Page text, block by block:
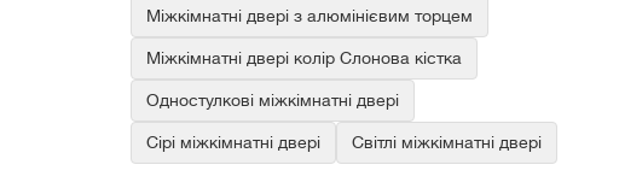
Міжкімнатні двері з алюмінієвим торцем
Міжкімнатні двері колір Слонова кістка
Одностулкові міжкімнатні двері
Сірі міжкімнатні двері Світлі міжкімнатні двері